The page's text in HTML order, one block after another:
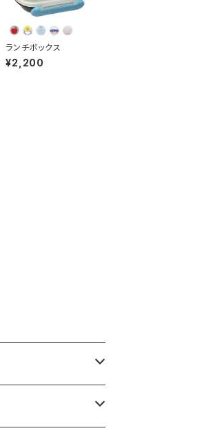
ランチボックス
¥2,200